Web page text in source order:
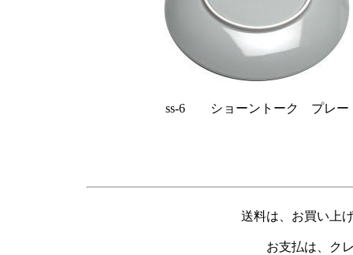
ss-6 ショーントーク プ
送料は、お買い
お支払は、ク